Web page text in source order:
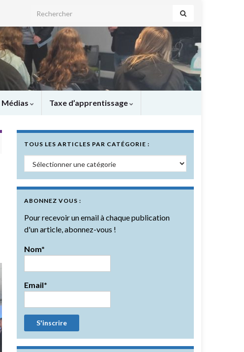
Search for:
Médias Taxe d’apprentissage
TOUS LES ARTICLES PAR CATÉGORIE :
Tous les articles par catégorie :
ABONNEZ VOUS :
Pour recevoir un email à chaque publication
d'un article, abonnez-vous !
Nom*
Email*